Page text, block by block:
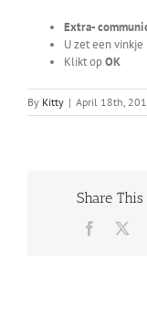
Extra-
U zet een vinkje
Klikt opOK
By Kitty | April 18th,
Share